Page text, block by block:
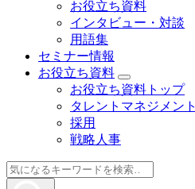
お役立ち資料
インタビュー・対談
用語集
セミナー情報
お役立ち資料
お役立ち資料トップ
タレントマネジメント
採用
戦略人事